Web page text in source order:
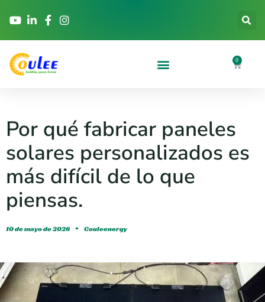
0
Por qué fabricar paneles
solares personalizados es
más difícil de lo que
piensas.
10 de mayo de 2026 Couleenergy